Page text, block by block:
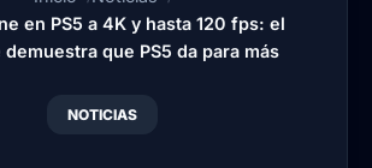
en PS5 a 4K y hasta 120 fps: el
demuestra que PS5 da para más
NOTICIAS